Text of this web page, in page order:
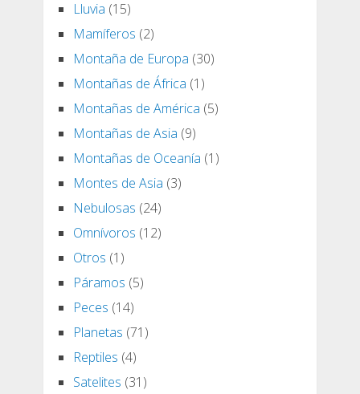
Lluvia (15)
Mamíferos (2)
Montaña de Europa (30)
Montañas de África (1)
Montañas de América (5)
Montañas de Asia (9)
Montañas de Oceanía (1)
Montes de Asia (3)
Nebulosas (24)
Omnívoros (12)
Otros (1)
Páramos (5)
Peces (14)
Planetas (71)
Reptiles (4)
Satelites (31)